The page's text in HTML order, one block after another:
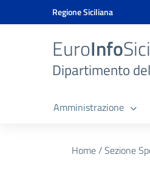
Vai ai contenuti
Vai al menu di navigazione
Vai al banner delle Cookie Policy
Regione Siciliana
EuroInfo
Dipartimento
Amministrazione
Home/Sezione